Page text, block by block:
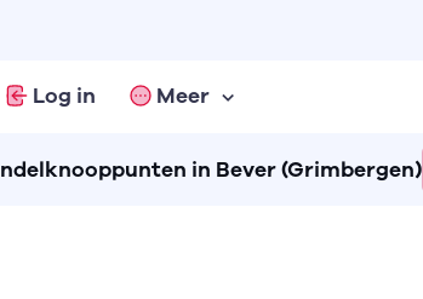
Log in Meer
in Bever (Grimbergen)